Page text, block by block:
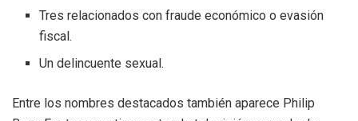
Tres relacionados con fraude económico o evasión
fiscal.
Un delincuente sexual.
Entre los nombres destacados también aparece Philip